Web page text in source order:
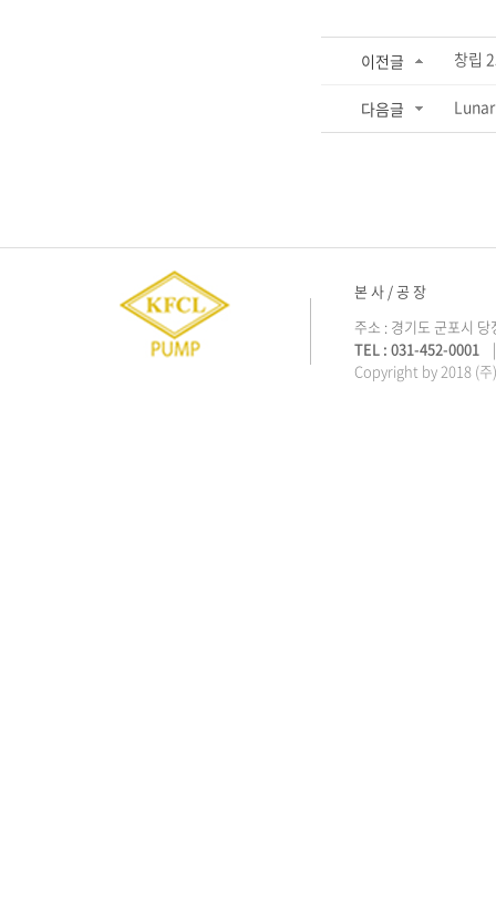
이전글 창립
다음글
본 사 / 공 장
주소 : 경기도 군포시 당
TEL : 031-452-0001
Copyright by 2018 (